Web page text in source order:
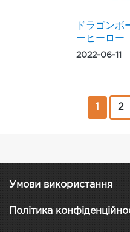
ドラゴンボ
ーヒーロー
2022-06-11
2
Умови використання
Політика